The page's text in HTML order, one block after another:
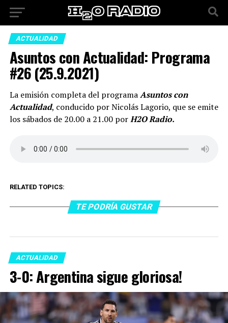
ACTUALIDAD
Asuntos con Actualidad: Programa
#26 (25.9.2021)
La emisión completa del programaAsuntos con
Actualidad, conducido por Nicolás Lagorio, que se emite
los sábados de 20.00 a 21.00 porH2O Radio.
RELATED TOPICS:
TE PODRÍA GUSTAR
ACTUALIDAD
3-0: Argentina sigue gloriosa!